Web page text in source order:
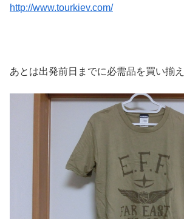
http://www.tourkiev.com/
あとは出発前日までに必需品を買い揃え